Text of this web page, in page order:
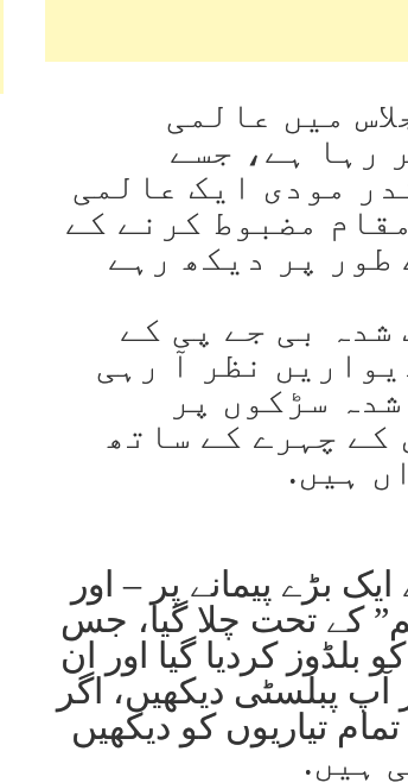
اجلاس میں عالمی
رہا ہے، جسے
مودی ایک عالمی
مضبوط کرنے کے
طور پر دیکھ رہے
شدہ بی جے پی کے
نظر آ رہی
سڑکوں پر
کے چہرے کے ساتھ
ہیں.
بڑے پیمانے پر – اور
کے تحت چلا گیا، جس
کردیا گیا اور ان
پبلسٹی دیکھیں، اگر
تیاریوں کو دیکھیں